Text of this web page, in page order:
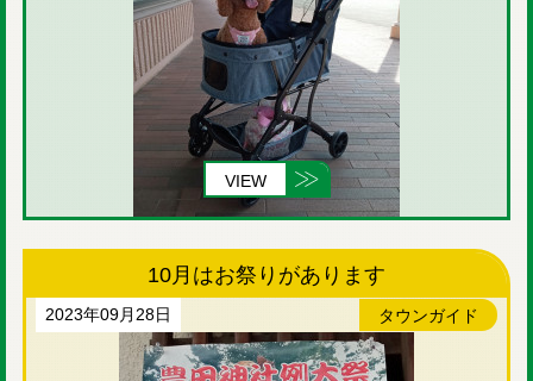
VIEW
10月はお祭りがあります
2023年09月28日 タウンガイド